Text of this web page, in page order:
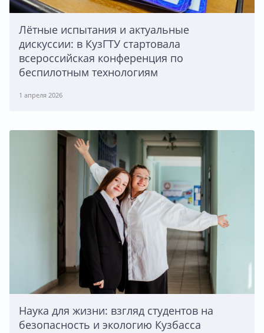
Лётные испытания и актуальные
дискуссии: в КузГТУ стартовала
всероссийская конференция по
беспилотным технологиям
1 апреля 2026
Наука для жизни: взгляд студентов на
безопасность и экологию Кузбасса